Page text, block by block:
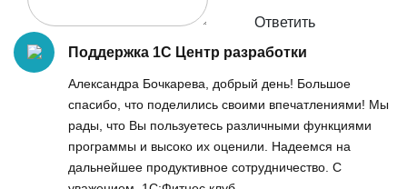
Ответить
Поддержка 1С Центр разработки
Александра Бочкарева, добрый день! Большое
спасибо, что поделились своими впечатлениями! Мы
рады, что Вы пользуетесь различными функциями
программы и высоко их оценили. Надеемся на
дальнейшее продуктивное сотрудничество. С